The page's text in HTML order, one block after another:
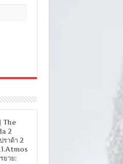
The
2
ราด้า 2
ยาย: